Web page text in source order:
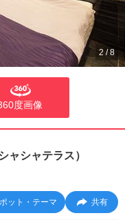
2/8
度画像
ャシャテラス）
ット・テーマ 共有